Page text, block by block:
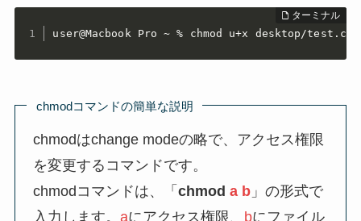
user@Macbook Pro ~ % chmod u+x desktop/
chmodコマンドの簡単な説明
chmodはchange modeの略で、アクセス権限
を変更するコマンドです。
chmodコマンドは、「chmoda b 」の形式で
入力します。aにアクセス権限、 bにファイル